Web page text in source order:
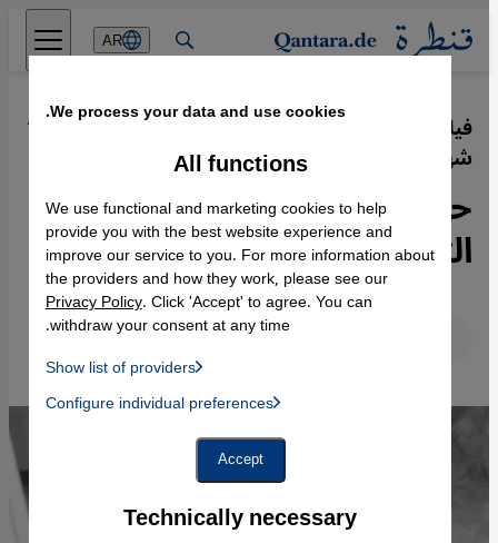
Direkt zum Inhalt springen
AR
فيلم "جريمة غير متقنة" للمخرج الإيراني
شهرام مكري
·
12.02.2021
حادثة من شرارات ثورة إيران
التي أطاحت بالشاه
English عربي
We process your data and use cookies.
Technically necessary
All functions
We use functional and marketing cookies to help
provide you with the best website experience and
improve our service to you. For more information about
the providers and how they work, please see our
Privacy Policy. Click 'Accept' to agree. You can
withdraw your consent at any time.
Show list of providers
Instagram Embed, Twitter Embed, Youtube Embed
Facebook Embed / Facebook Connect
Google Maps Embed
Configure individual preferences
Accept